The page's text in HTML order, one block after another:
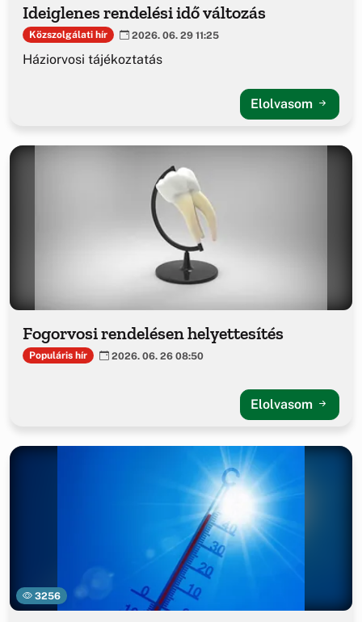
Ideiglenes rendelési idő változás
Közszolgálati hír 2026. 06. 29 11:25
Háziorvosi tájékoztatás
Elolvasom
Fogorvosi rendelésen helyettesítés
Populáris hír 2026. 06. 26 08:50
Elolvasom
3256